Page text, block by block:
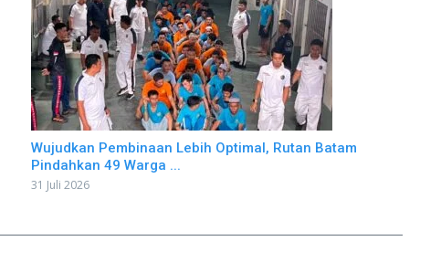
Wujudkan Pembinaan Lebih Optimal, Rutan Batam
Pindahkan 49 Warga ...
31 Juli 2026